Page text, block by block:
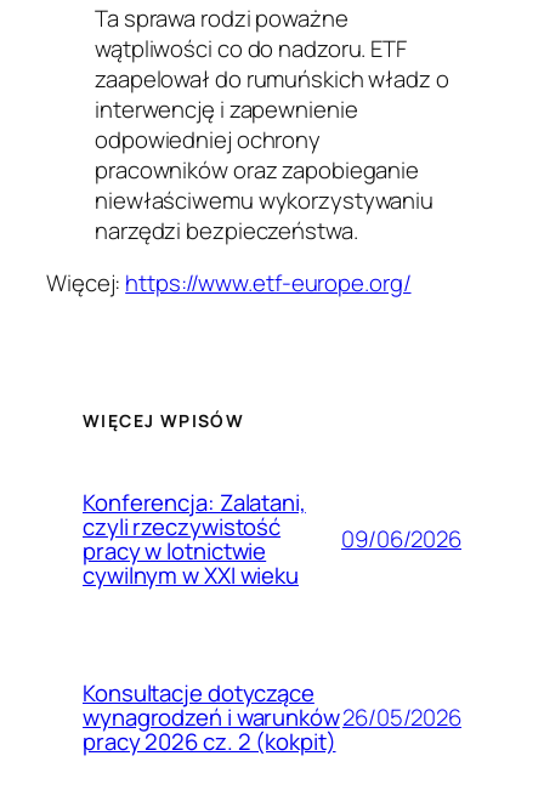
Ta sprawa rodzi poważne
wątpliwości co do nadzoru. ETF
zaapelował do rumuńskich władz o
interwencję i zapewnienie
odpowiedniej ochrony
pracowników oraz zapobieganie
niewłaściwemu wykorzystywaniu
narzędzi bezpieczeństwa.
Więcej: https://www.etf-europe.org/
WIĘCEJ WPISÓW
Konferencja: Zalatani,
czyli rzeczywistość
pracy w lotnictwie
cywilnym w XXI wieku
09/06/2026
Konsultacje dotyczące
wynagrodzeń i warunków
pracy 2026 cz. 2 (kokpit)
26/05/2026